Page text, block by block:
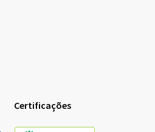
Certificações